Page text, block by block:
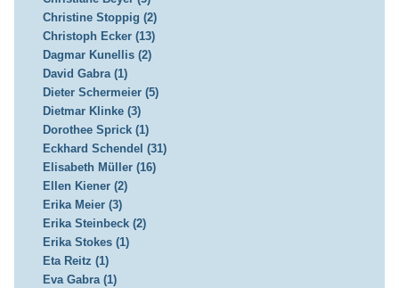
Christine Stoppig (2)
Christoph Ecker (13)
Dagmar Kunellis (2)
David Gabra (1)
Dieter Schermeier (5)
Dietmar Klinke (3)
Dorothee Sprick (1)
Eckhard Schendel (31)
Elisabeth Müller (16)
Ellen Kiener (2)
Erika Meier (3)
Erika Steinbeck (2)
Erika Stokes (1)
Eta Reitz (1)
Eva Gabra (1)